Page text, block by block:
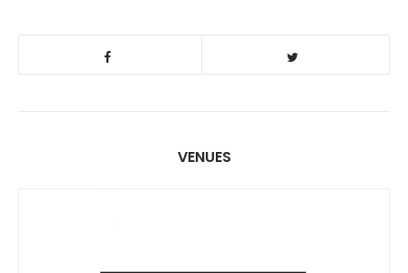
VENUES